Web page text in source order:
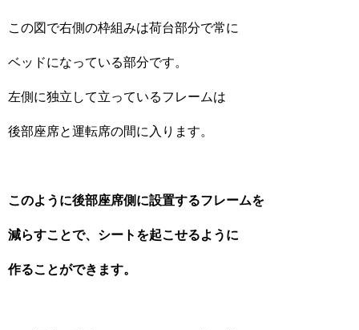
この図で右側の枠組みは荷台部分で常に
ベッドになっている部分です。
左側に独立して立っているフレームは
後部座席と運転席の間に入ります。
このように後部座席側に設置するフレームを
減らすことで、シートを起こせるように
作ることができます。